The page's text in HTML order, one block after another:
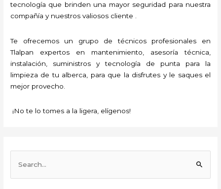
tecnología que brinden una mayor seguridad para nuestra
compañía y nuestros valiosos cliente .
Te ofrecemos un grupo de técnicos profesionales en
Tlalpan expertos en mantenimiento, asesoría técnica,
instalación, suministros y tecnología de punta para la
limpieza de tu alberca, para que la disfrutes y le saques el
mejor provecho.
¡No te lo tomes a la ligera, elígenos!